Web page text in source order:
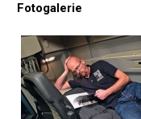
Fotogalerie